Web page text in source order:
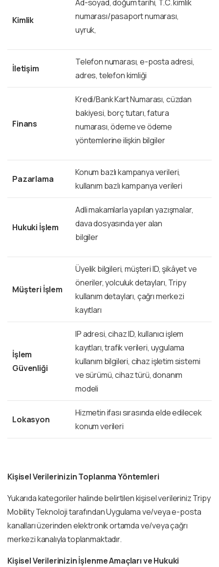
Kimlik
Ad-soyad, doğum tarihi, T.C. kimlik
numarası/pasaport numarası,
uyruk,
İletişim
Telefon numarası, e-posta adresi,
adres, telefon kimliği
Finans
Kredi/Bank Kart Numarası, cüzdan
bakiyesi, borç tutarı, fatura
numarası, ödeme ve ödeme
yöntemlerine ilişkin bilgiler
Pazarlama
Konum bazlı kampanya verileri,
kullanım bazlı kampanya verileri
Hukuki İşlem
Adli makamlarla yapılan yazışmalar,
dava dosyasında yer alan
bilgiler
Müşteri İşlem
Üyelik bilgileri, müşteri ID, şikâyet ve
öneriler, yolculuk detayları, Tripy
kullanım detayları, çağrı merkezi
kayıtları
İşlem
Güvenliği
IP adresi, cihaz ID, kullanıcı işlem
kayıtları, trafik verileri, uygulama
kullanım bilgileri, cihaz işletim sistemi
ve sürümü, cihaz türü, donanım
modeli
Lokasyon
Hizmetin ifası sırasında elde edilecek
konum verileri
Kişisel Verilerinizin Toplanma Yöntemleri
Yukarıda kategoriler halinde belirtilen kişisel verileriniz Tripy
Mobility Teknoloji tarafından Uygulama ve/veya e-posta
kanalları üzerinden elektronik ortamda ve/veya çağrı
merkezi kanalıyla toplanmaktadır.
Kişisel Verilerinizin İşlenme Amaçları ve Hukuki